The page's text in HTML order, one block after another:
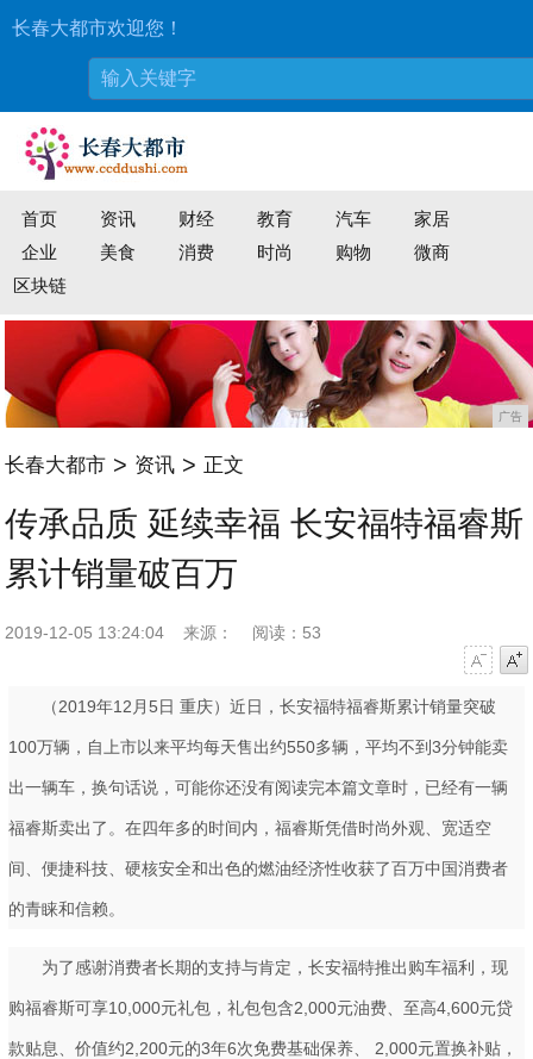
长春大都市欢迎您！
首页 资讯 财经 教育 汽车
家居
企业
美食 消费 时尚 购物
微商
区块链
广告
长春大都市 > 资讯 > 正文
传承品质 延续幸福 长安福特福睿斯
累计销量破百万
2019-12-05 13:24:04 来源：
阅读：53
（2019年12月5日 重庆）近日，长安福特福睿斯累计销量突破
100万辆，自上市以来平均每天售出约550多辆，平均不到3分钟能卖
出一辆车，换句话说，可能你还没有阅读完本篇文章时，已经有一辆
福睿斯卖出了。在四年多的时间内，福睿斯凭借时尚外观、宽适空
间、便捷科技、硬核安全和出色的燃油经济性收获了百万中国消费者
的青睐和信赖。
为了感谢消费者长期的支持与肯定，长安福特推出购车福利，现
购福睿斯可享10,000元礼包，礼包包含2,000元油费、至高4,600元贷
款贴息、价值约2,200元的3年6次免费基础保养、 2,000元置换补贴，